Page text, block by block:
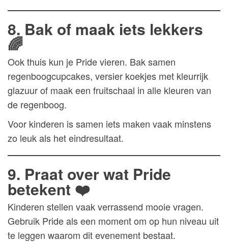
8. Bak of maak iets lekkers
🌈
Ook thuis kun je Pride vieren. Bak samen
regenboogcupcakes, versier koekjes met kleurrijk
glazuur of maak een fruitschaal in alle kleuren van
de regenboog.
Voor kinderen is samen iets maken vaak minstens
zo leuk als het eindresultaat.
9. Praat over wat Pride
betekent ❤️
Kinderen stellen vaak verrassend mooie vragen.
Gebruik Pride als een moment om op hun niveau uit
te leggen waarom dit evenement bestaat.